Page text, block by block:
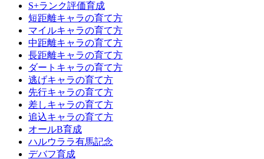
S+ランク評価育成
短距離キャラの育て方
マイルキャラの育て方
中距離キャラの育て方
長距離キャラの育て方
ダートキャラの育て方
逃げキャラの育て方
先行キャラの育て方
差しキャラの育て方
追込キャラの育て方
オールB育成
ハルウララ有馬記念
デバフ育成